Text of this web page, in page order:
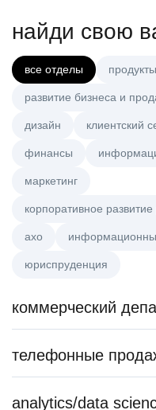
найди свою
все отделы
развитие бизнеса и
дизайн клиентский
финансы
маркетинг
корпоративное
axo
юриспруденция
коммерческий
Старший аналитик
з/п не указана
телефонные
Менеджер по продажам
analytics/data